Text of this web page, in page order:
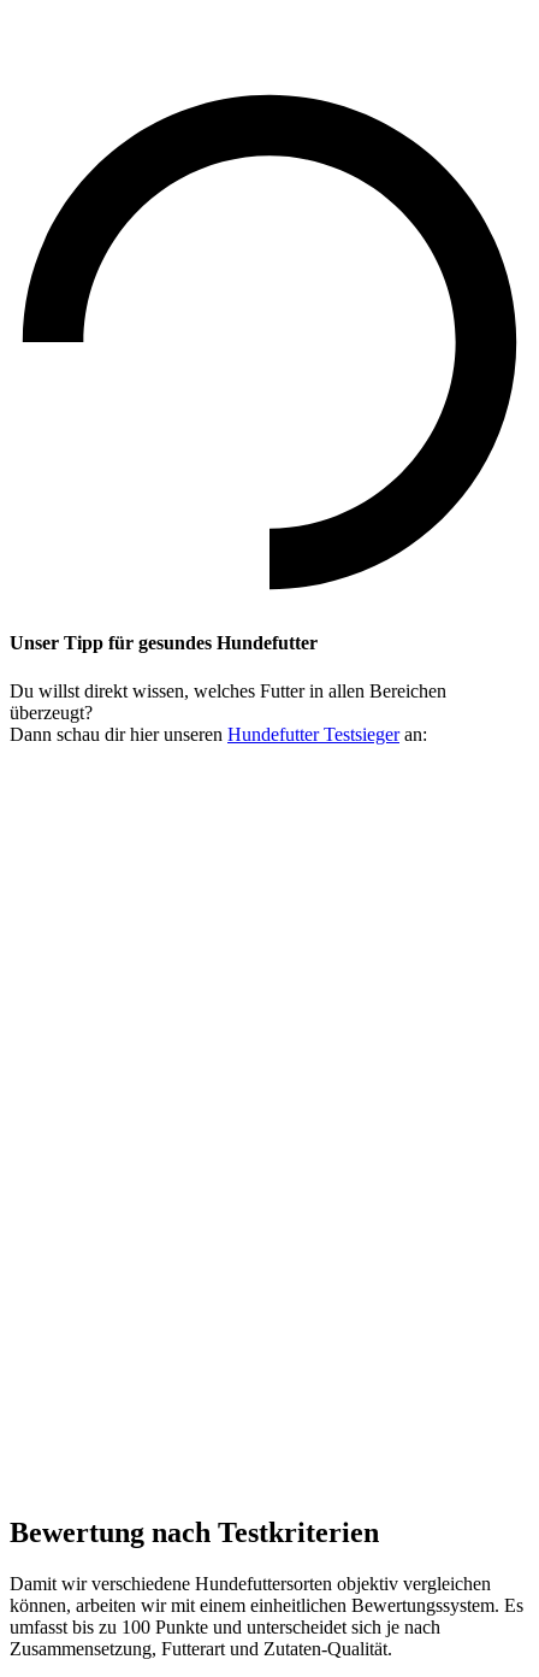
Unser Tipp für gesundes Hundefutter
Du willst direkt wissen, welches Futter in allen Bereichen
überzeugt?
Dann schau dir hier unseren Hundefutter Testsiegeran:
Bewertung nach Testkriterien
Damit wir verschiedene Hundefuttersorten objektiv vergleichen
können, arbeiten wir mit einem einheitlichen Bewertungssystem. Es
umfasst bis zu 100 Punkte und unterscheidet sich je nach
Zusammensetzung, Futterart und Zutaten-Qualität.